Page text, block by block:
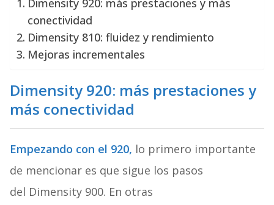
Dimensity 920: más prestaciones y más
conectividad
Dimensity 810: fluidez y rendimiento
Mejoras incrementales
Dimensity 920: más prestaciones y
más conectividad
Empezando con el 920, lo primero importante
de mencionar es que sigue los pasos
del Dimensity 900. En otras